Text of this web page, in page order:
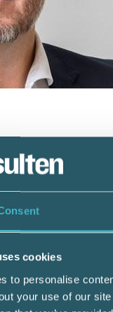
cookies
to personalise
your use of our
har
till grund för
företagens
till 25
tas